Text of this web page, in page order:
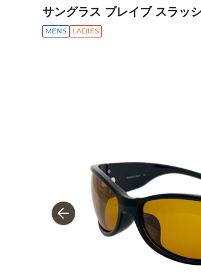
サングラス ブレイブ スラッ
MENS LADIES